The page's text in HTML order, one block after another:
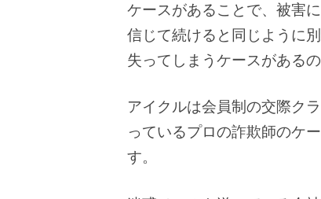
ケースがあることで、被害
信じて続けると同じように
失ってしまうケースがある
アイクルは会員制の交際ク
っているプロの詐欺師のケ
す。